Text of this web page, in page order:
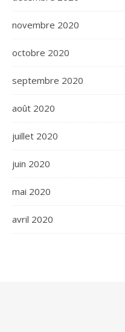
novembre 2020
octobre 2020
septembre 2020
août 2020
juillet 2020
juin 2020
mai 2020
avril 2020